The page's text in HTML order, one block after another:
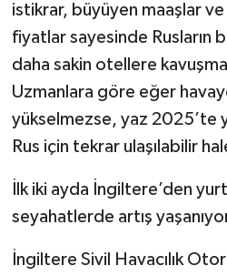
istikrar, büyüyen maaşlar ve
fiyatlar sayesinde Rusların
daha sakin otellere kavuşma
Uzmanlara göre eğer
yükselmezse, yaz 2025’te
Rus için tekrar ulaşılabilir
İlk iki ayda İngiltere’den yurt
seyahatlerde artış
İngiltere Sivil Havacılık